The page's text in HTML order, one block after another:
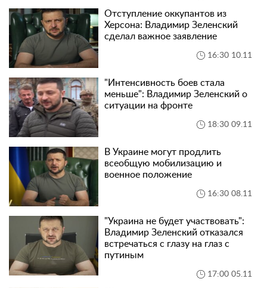
Отступление оккупантов из
Херсона: Владимир Зеленский
сделал важное заявление
16:30 10.11
"Интенсивность боев стала
меньше": Владимир Зеленский о
ситуации на фронте
18:30 09.11
В Украине могут продлить
всеобщую мобилизацию и
военное положение
16:30 08.11
"Украина не будет участвовать":
Владимир Зеленский отказался
встречаться с глазу на глаз с
путиным
17:00 05.11